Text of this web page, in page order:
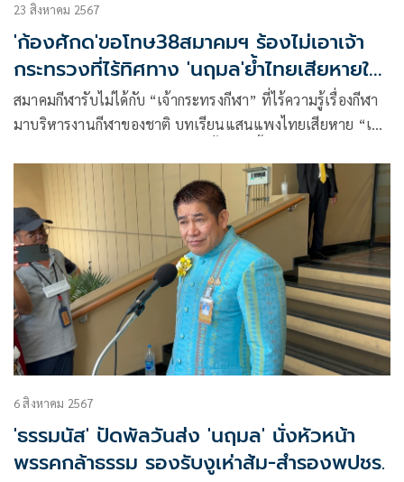
23 สิงหาคม 2567
'ก้องศักด'ขอโทษ38สมาคมฯ ร้องไม่เอาเจ้า
กระทรวงที่ไร้ทิศทาง 'นฤมล'ย้ำไทยเสียหายใน
โลกกีฬา
สมาคมกีฬารับไม่ได้กับ “เจ้ากระทรงกีฬา” ที่ไร้ความรู้เรื่องกีฬา
มาบริหารงานกีฬาของชาติ บทเรียนแสนแพงไทยเสียหาย “เด็ก
“ดร.ก้องศักด” ผู้ว่าการ กกท.ยืดอกรับ “ขอโทษ” 38 สมาคมกีฬา
เป็นครั้งแรก หลังจากที่ไทยถูกยกเลิก “เอเชี่ยนอินดอร์เกมส์”
มาดามมล “นฤมล” อดีตปธ.กมธ.กีฬาวุฒิสภา และนายก
เนตบอล ย้ำการที่ไทยถูกถอดจัด “ประเทศไทยแพ้” ในสายตา
ชาวโลกแล้ว
6 สิงหาคม 2567
'ธรรมนัส' ปัดพัลวันส่ง 'นฤมล' นั่งหัวหน้า
พรรคกล้าธรรม รองรับงูเห่าส้ม-สำรองพปชร.